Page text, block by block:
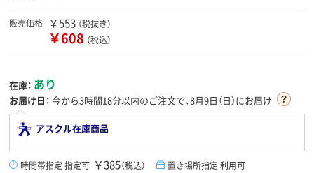
販売価格 ￥553 （税抜き）
￥608 （税込）
在庫： あり
お届け日： 今から3時間18分以内のご注文で、8月9日（日）にお届け
アスクル在庫商品
時間帯指定 指定可 ￥385（税込） 置き場所指定 利用可